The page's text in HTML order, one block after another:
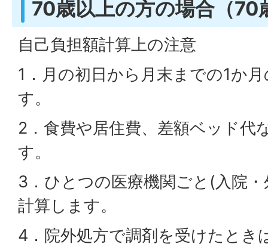
70歳以上の方の場合（70
自己負担額計算上の注意
1．月の初日から月末までの1か
す。
2．食費や居住費、差額ベッド代
す。
3．ひとつの医療機関ごと(入院
計算します。
4．院外処方で調剤を受けたとき